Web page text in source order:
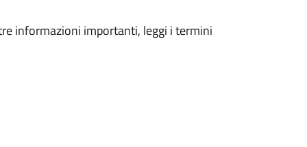
informazioni importanti, leggi i termini